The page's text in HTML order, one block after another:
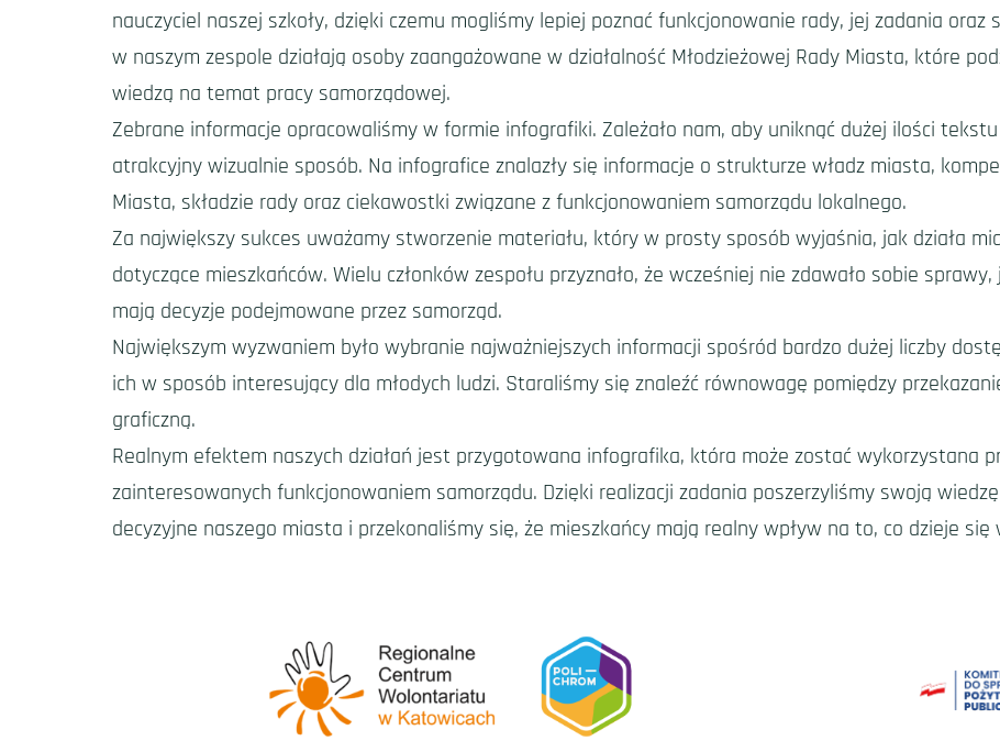
nauczyciel naszej szkoły, dzięki czemu mogliśmy lepiej poznać funkcjonowanie rady, jej zadania
w naszym zespole działają osoby zaangażowane w działalność Młodzieżowej Rady Miasta, które
wiedzą na temat pracy samorządowej.
Zebrane informacje opracowaliśmy w formie infografiki. Zależało nam, aby uniknąć dużej ilości
atrakcyjny wizualnie sposób. Na infografice znalazły się informacje o strukturze władz miasta,
Miasta, składzie rady oraz ciekawostki związane z funkcjonowaniem samorządu lokalnego.
Za największy sukces uważamy stworzenie materiału, który w prosty sposób wyjaśnia, jak działa
dotyczące mieszkańców. Wielu członków zespołu przyznało, że wcześniej nie zdawało sobie
mają decyzje podejmowane przez samorząd.
Największym wyzwaniem było wybranie najważniejszych informacji spośród bardzo dużej liczby
ich w sposób interesujący dla młodych ludzi. Staraliśmy się znaleźć równowagę pomiędzy
graficzną.
Realnym efektem naszych działań jest przygotowana infografika, która może zostać wykorzystana
zainteresowanych funkcjonowaniem samorządu. Dzięki realizacji zadania poszerzyliśmy swoją
decyzyjne naszego miasta i przekonaliśmy się, że mieszkańcy mają realny wpływ na to, co dzieje